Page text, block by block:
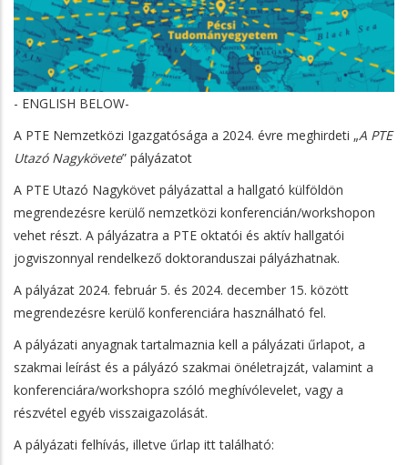
- ENGLISH BELOW-
A PTE Nemzetközi Igazgatósága a 2024. évre meghirdeti „A PTE
Utazó Nagykövete” pályázatot
A PTE Utazó Nagykövet pályázattal a hallgató külföldön
megrendezésre kerülő nemzetközi konferencián/workshopon
vehet részt. A pályázatra a PTE oktatói és aktív hallgatói
jogviszonnyal rendelkező doktoranduszai pályázhatnak.
A pályázat 2024. február 5. és 2024. december 15. között
megrendezésre kerülő konferenciára használható fel.
A pályázati anyagnak tartalmaznia kell a pályázati űrlapot, a
szakmai leírást és a pályázó szakmai önéletrajzát, valamint a
konferenciára/workshopra szóló meghívólevelet, vagy a
részvétel egyéb visszaigazolását.
A pályázati felhívás, illetve űrlap itt található: